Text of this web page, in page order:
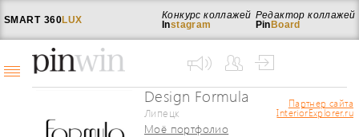
SMART 360LUX
Редактор коллажей
Pin Board
Конкурс коллажей
Instagram
Design Formula
Липецк
Моё портфолио
Партнер сайта
InteriorExplorer.ru